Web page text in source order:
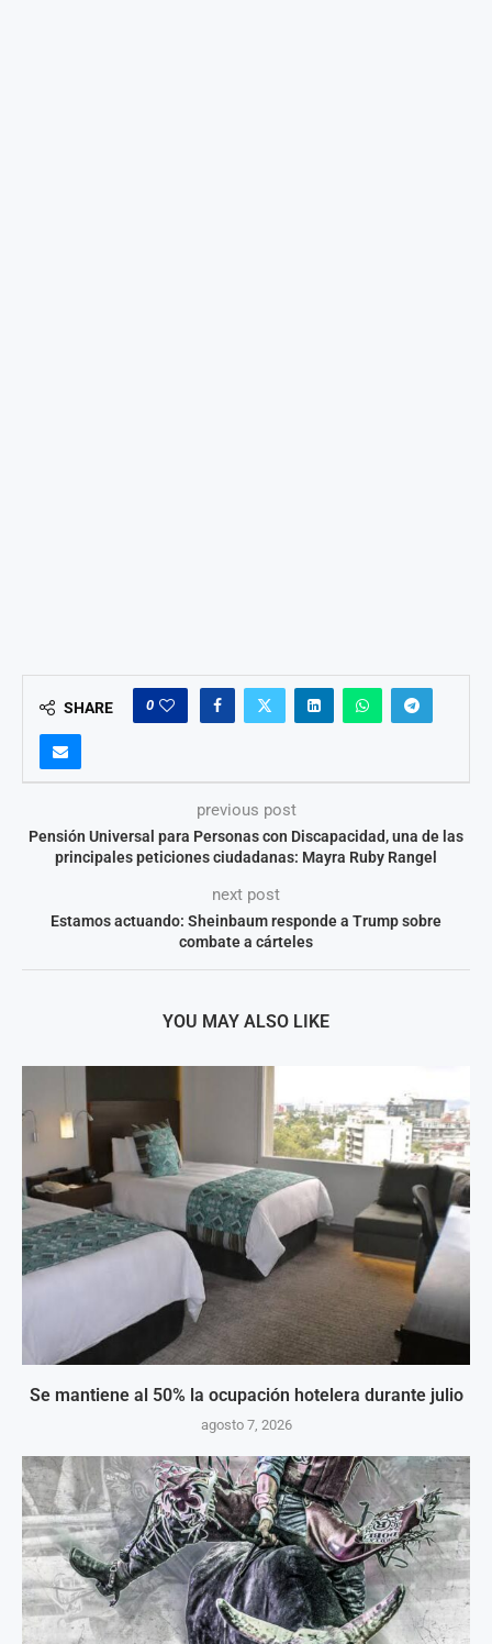
SHARE 0
previous post
Pensión Universal para Personas con Discapacidad, una de las
principales peticiones ciudadanas: Mayra Ruby Rangel
next post
Estamos actuando: Sheinbaum responde a Trump sobre
combate a cárteles
YOU MAY ALSO LIKE
Se mantiene al 50% la ocupación hotelera durante julio
agosto 7, 2026